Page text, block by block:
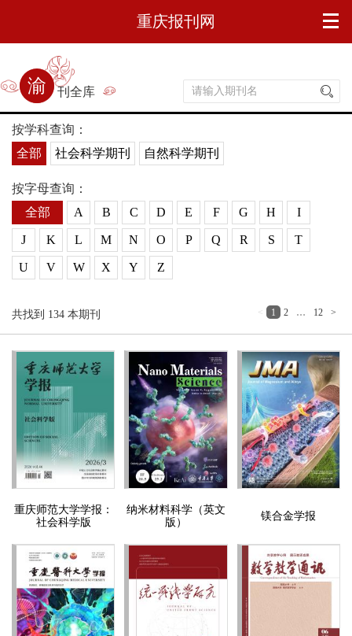
重庆报刊网
渝刊全库
按学科查询：
全部
社会科学期刊 自然科学期刊
按字母查询：
全部
A B C D E F G H I
J K L M N O P Q R S T
U V W X Y Z
共找到 134 本期刊 < 1 2 … 12 >
重庆师范大学学报：
社会科学版
纳米材料科学（英文
版）
镁合金学报